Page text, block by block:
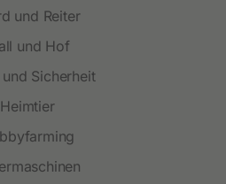
und Reiter
und Hof
Sicherheit
Heimtier